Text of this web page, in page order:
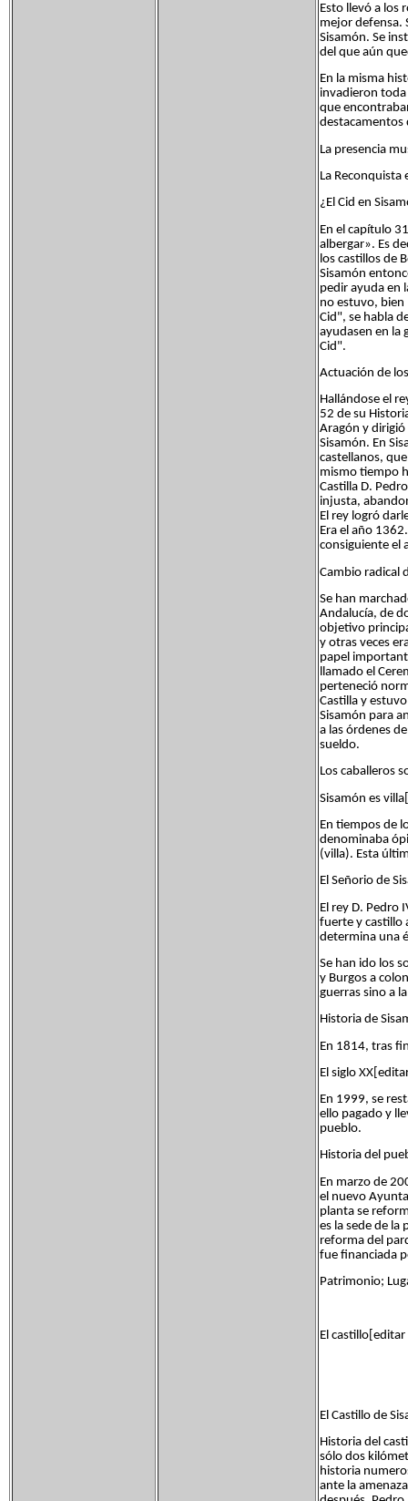
Esto llevó a los
mejor defensa.
Sisamón. Se
del que aún
En la misma
invadieron toda
que
destacamentos
La presencia
La
¿El Cid en
En el capítulo
albergar». Es
los castillos de
Sisamón
pedir ayuda en
no estuvo, bien
Cid", se habla
ayudasen en la
Cid".
Actuación de
Hallándose el
52 de su
Aragón y
Sisamón. En
castellanos,
mismo tiempo
Castilla D.
injusta,
El rey logró
Era el año
consiguiente el
Cambio radical
Se han
Andalucía, de
objetivo
y otras veces
papel
llamado el
perteneció
Castilla y
Sisamón para
a las órdenes
sueldo.
Los caballeros
Sisamón es
En tiempos de
denominaba
(villa). Esta
El Señorio de
El rey D. Pedro
fuerte y castillo
determina una
Se han ido los
y Burgos a
guerras sino a
Historia de
En 1814, tras
El siglo
En 1999, se
ello pagado y
pueblo.
Historia del
En marzo de
el nuevo
planta se
es la sede de la
reforma del
fue financiada
Patrimonio;
El
El Castillo de
Historia del
sólo dos
historia
ante la